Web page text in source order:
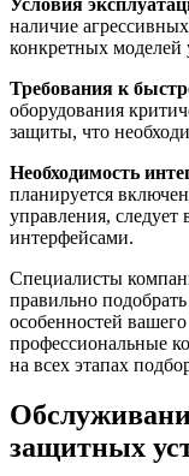
наличие
конкретных моделей
Требования к
оборудования
защиты, что
Необходимость
планируется
управления,
интерфейсами.
Специалисты
правильно
особенностей
профессиональные
на всех этапах
защитных